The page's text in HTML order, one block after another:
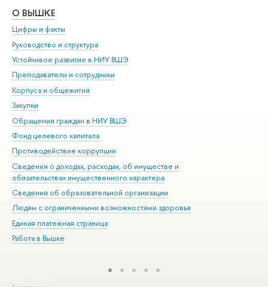
О ВЫШКЕ
Цифры и факты
Руководство и структура
Устойчивое развитие в НИУ ВШЭ
Преподаватели и сотрудники
Корпуса и общежития
Закупки
Обращения граждан в НИУ ВШЭ
Фонд целевого капитала
Противодействие коррупции
Сведения о доходах, расходах, об имуществе и
обязательствах имущественного характера
Сведения об образовательной организации
Людям с ограниченными возможностями здоровья
Единая платежная страница
Работа в Вышке